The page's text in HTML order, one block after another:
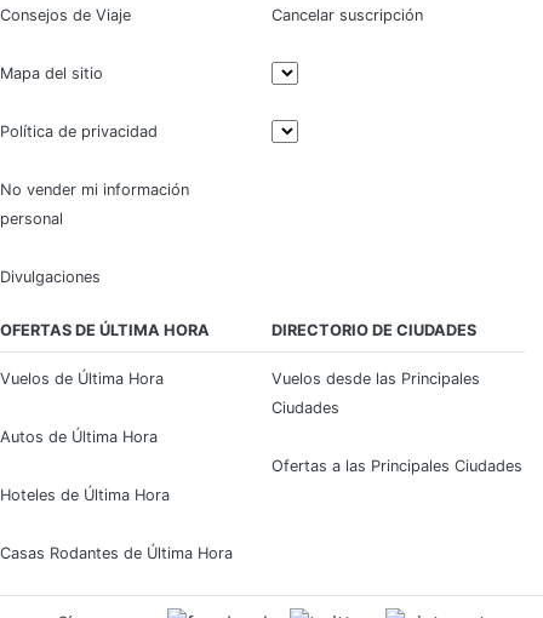
Consejos de Viaje
Mapa del sitio
Política de privacidad
No vender mi información
personal
Divulgaciones
Cancelar suscripción
OFERTAS DE ÚLTIMA HORA
Vuelos de Última Hora
Autos de Última Hora
Hoteles de Última Hora
Casas Rodantes de Última Hora
DIRECTORIO DE CIUDADES
Vuelos desde las Principales
Ciudades
Ofertas a las Principales Ciudades